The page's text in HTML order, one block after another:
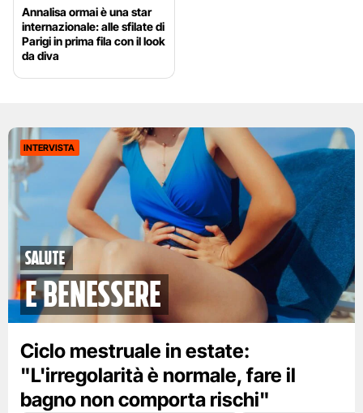
Annalisa ormai è una star
internazionale: alle sfilate di
Parigi in prima fila con il look
da diva
INTERVISTA
Salute
e benessere
Ciclo mestruale in estate:
"L'irregolarità è normale, fare il
bagno non comporta rischi"